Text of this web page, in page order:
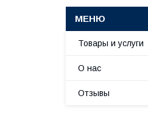
Товары и услуги
О нас
Отзывы